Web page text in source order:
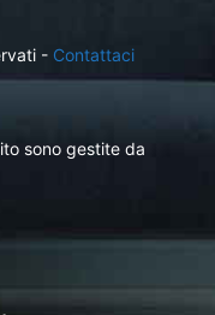
- Contattaci
sono gestite da